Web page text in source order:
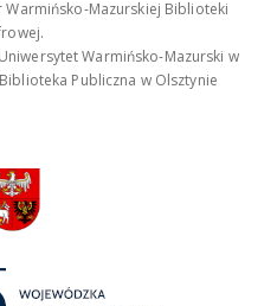
Warmińsko-Mazurskiej Biblioteki
Warmińsko-Mazurski w
Publiczna w Olsztynie